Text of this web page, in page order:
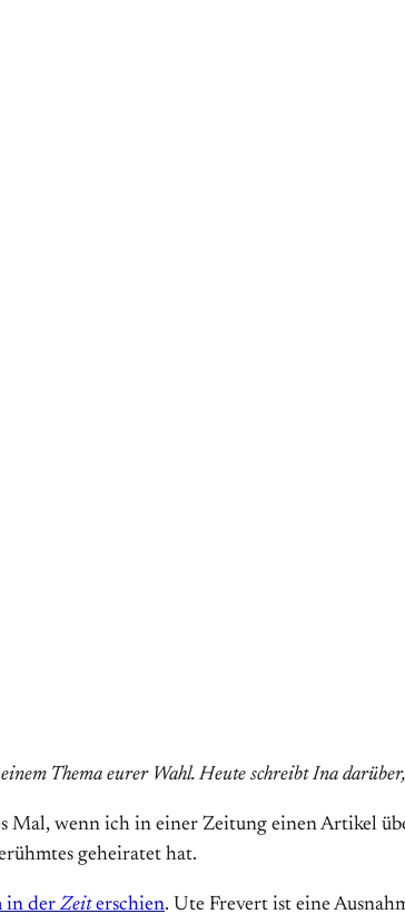
Thema eurer Wahl. Heute schreibt Ina
wenn ich in einer Zeitung einen Artikel
geheiratet hat.
in der Zeiterschien. Ute Frevert ist eine